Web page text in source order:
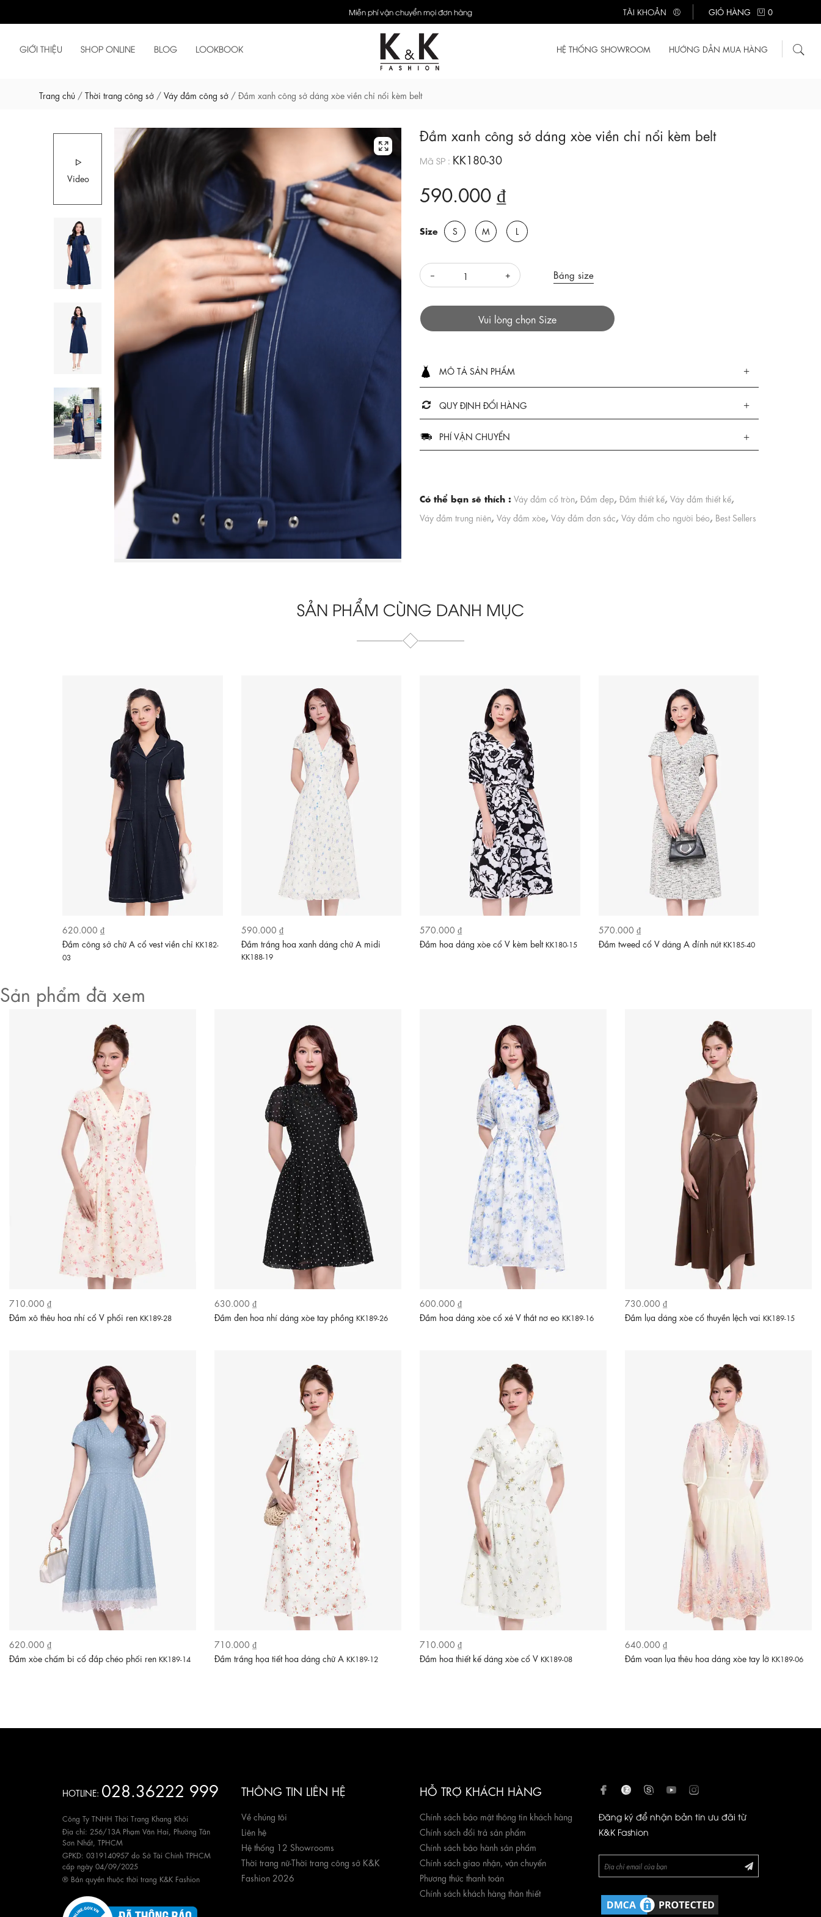
Miễn phí vận chuyển mọi đơn hàng TÀI KHOẢN GIỎ HÀNG 0
GIỚI THIỆU SHOP ONLINE BLOG LOOKBOOK HỆ THỐNG SHOWROOM HƯỚNG DẪN MUA HÀNG
Trang chủ / Thời trang công sở / Váy đầm công sở / Đầm xanh công sở dáng xòe viền chỉ nổi kèm belt
Video
Video
Đầm xanh công sở dáng xòe viền chỉ nổi kèm belt
Mã SP : KK180-30
590.000 ₫
Size S M L
Bảng size
Vui lòng chọn Size
MÔ TẢ SẢN PHẨM
QUY ĐỊNH ĐỔI HÀNG
PHÍ VẬN CHUYỂN
Có thể bạn sẽ thích : Váy đầm cổ tròn, Đầm đẹp, Đầm thiết kế, Váy đầm thiết kế,
Váy đầm trung niên, Váy đầm xòe, Váy đầm đơn sắc, Váy đầm cho người béo, Best Sellers
SẢN PHẨM CÙNG DANH MỤC
620.000 ₫
Đầm công sở chữ A cổ vest viền chỉ KK182-
03
590.000 ₫
Đầm trắng hoa xanh dáng chữ A midi
KK188-19
570.000 ₫
Đầm hoa dáng xòe cổ V kèm belt KK180-15
570.000 ₫
Đầm tweed cổ V dáng A đính nút KK185-40
Sản phẩm đã xem
710.000 ₫
Đầm xô thêu hoa nhí cổ V phối ren KK189-28
630.000 ₫
Đầm đen hoa nhí dáng xòe tay phồng KK189-26
600.000 ₫
Đầm hoa dáng xòe cổ xẻ V thắt nơ eo KK189-16
730.000 ₫
Đầm lụa dáng xòe cổ thuyền lệch vai KK189-15
620.000 ₫
Đầm xòe chấm bi cổ đắp chéo phối ren KK189-14
710.000 ₫
Đầm trắng họa tiết hoa dáng chữ A KK189-12
710.000 ₫
Đầm hoa thiết kế dáng xòe cổ V KK189-08
640.000 ₫
Đầm voan lụa thêu hoa dáng xòe tay lỡ KK189-06
HOTLINE: 028.36222 999
Công Ty TNHH Thời Trang Khang Khôi
Địa chỉ: 256/13A Phạm Văn Hai, Phường Tân
Sơn Nhất, TPHCM
GPKD: 0319140957 do Sở Tài Chính TPHCM
cấp ngày 04/09/2025
® Bản quyền thuộc thời trang K&K Fashion
THÔNG TIN LIÊN HỆ
Về chúng tôi
Liên hệ
Hệ thống 12 Showrooms
Thời trang nữ-Thời trang công sở K&K
Fashion 2026
HỖ TRỢ KHÁCH HÀNG
Chính sách bảo mật thông tin khách hàng
Chính sách đổi trả sản phẩm
Chính sách bảo hành sản phẩm
Chính sách giao nhận, vận chuyển
Phương thức thanh toán
Chính sách khách hàng thân thiết
Đăng ký để nhận bản tin ưu đãi từ
K&K Fashion